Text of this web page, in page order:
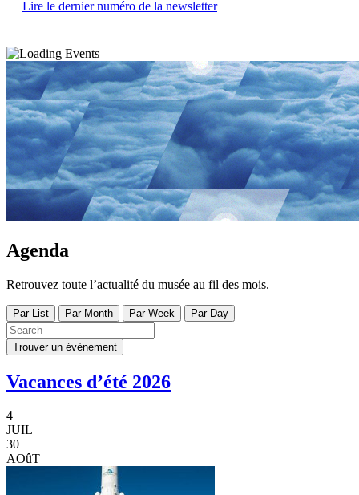
Lire le dernier numéro de la newsletter
Agenda
Retrouvez toute l’actualité du musée au fil des mois.
Par List Par Month Par Week Par Day
Vacances d’été 2026
4
JUIL
30
AOûT